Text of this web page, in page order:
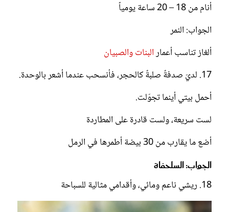
أنام من 18 – 20 ساعة يومياً
الجواب: النمر
ألغاز تناسب أعمارالبنات والصبيان
17. لديّ صدفةٌ صلبةٌ كالحجر، فأنسحب عندما أشعر بالوحدة.
أحمل بيتي أينما تجوّلت.
لست سريعة، ولست قادرة على المطاردة
أضع ما يقارب من 30 بيضة أطمرها في الرمل
الجواب: السلحفاة
18. ريشي ناعم ومائي، وأقدامي مثالية للسباحة